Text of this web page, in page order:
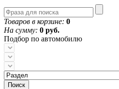
Товаров в корзине: 0
На сумму: 0 руб.
Подбор по автомобилю
Поиск